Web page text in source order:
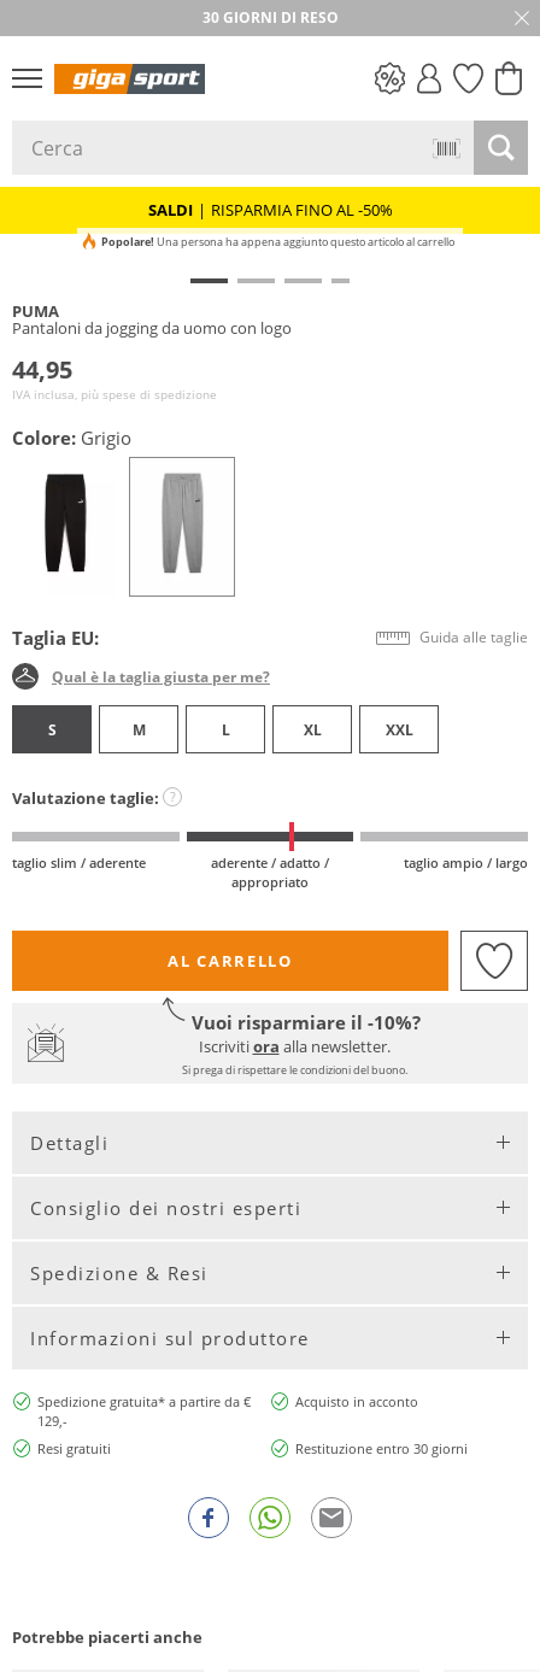
30 GIORNI DI RESO
SALDI | RISPARMIA FINO AL -50%
Popolare! Una persona ha appena aggiunto questo articolo al carrello
PUMA
Pantaloni da jogging da uomo con logo
44,95
IVA inclusa, più spese di spedizione
Colore: Grigio
Taglia EU: Guida alle taglie
Qual è la taglia giusta per me?
S M L XL XXL
Valutazione taglie: ?
taglio slim / aderente
aderente / adatto /
appropriato
taglio ampio / largo
AL CARRELLO
Vuoi risparmiare il -10%?
Iscrivitiora alla newsletter.
Si prega di rispettare le condizioni del buono.
Dettagli
Consiglio dei nostri esperti
Spedizione & Resi
Informazioni sul produttore
Spedizione gratuita* a partire da €
129,-
Acquisto in acconto
Resi gratuiti Restituzione entro 30 giorni
Potrebbe piacerti anche